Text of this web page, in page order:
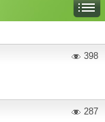
398
287